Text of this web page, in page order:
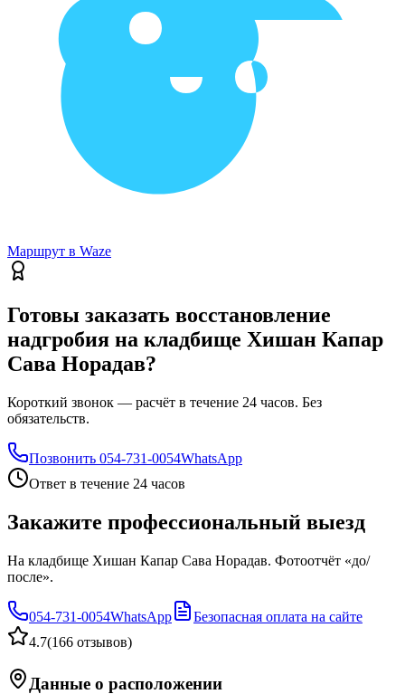
Маршрут в Waze
Готовы заказать восстановление
надгробия на кладбище Хишан Капар
Сава Норадав?
Короткий звонок — расчёт в течение 24 часов. Без
обязательств.
Позвонить 054-731-0054WhatsApp
Ответ в течение 24 часов
Закажите профессиональный выезд
На кладбище Хишан Капар Сава Норадав. Фотоотчёт «до/
после».
054-731-0054WhatsApp
Безопасная оплата на сайте
4.7(166 отзывов)
Данные о расположении